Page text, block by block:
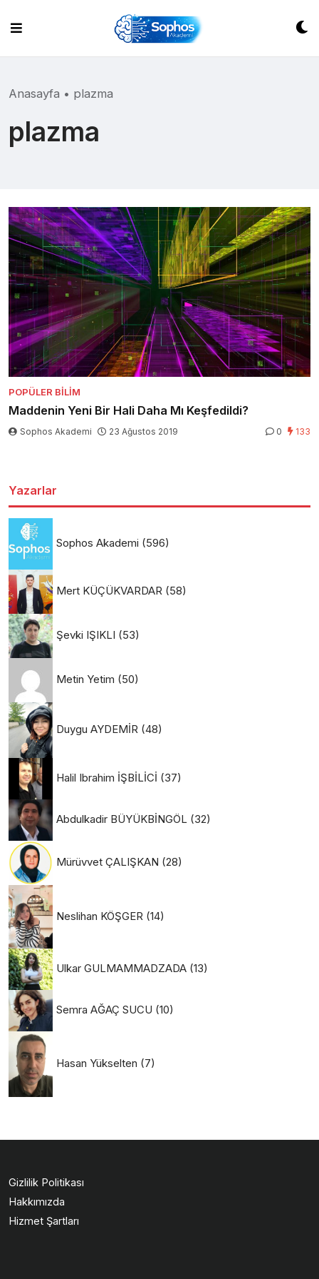
content
Anasayfa • plazma
plazma
POPÜLER BILIM
Maddenin Yeni Bir Hali Daha Mı Keşfedildi?
Sophos Akademi 23 Ağustos 2019 0 133
Yazarlar
Sophos Akademi (596)
Mert KÜÇÜKVARDAR (58)
Şevki IŞIKLI (53)
Metin Yetim (50)
Duygu AYDEMİR (48)
Halil Ibrahim İŞBİLİCİ (37)
Abdulkadir BÜYÜKBİNGÖL (32)
Mürüvvet ÇALIŞKAN (28)
Neslihan KÖŞGER (14)
Ulkar GULMAMMADZADA (13)
Semra AĞAÇ SUCU (10)
Hasan Yükselten (7)
Gizlilik Politikası
Hakkımızda
Hizmet Şartları